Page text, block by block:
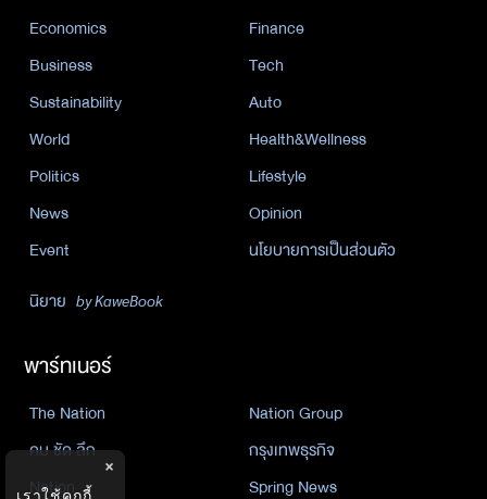
Economics
Finance
Business
Tech
Sustainability
Auto
World
Health&Wellness
Politics
Lifestyle
News
Opinion
Event
นโยบายการเป็นส่วนตัว
นิยาย by KaweBook
พาร์ทเนอร์
The Nation
Nation Group
คม ชัด ลึก
กรุงเทพธุรกิจ
Nation
Spring News
×